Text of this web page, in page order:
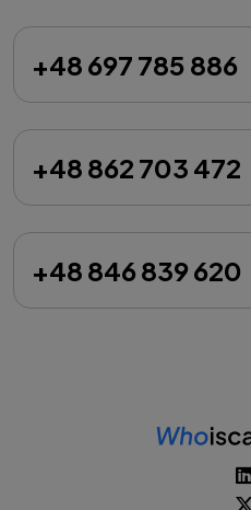
+48 697 785 886
+48 862 703 472
+48 846 839 620